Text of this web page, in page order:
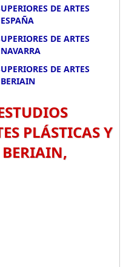
DE ARTES
DE ARTES
DE ARTES
PLÁSTICAS Y
BERIAIN,